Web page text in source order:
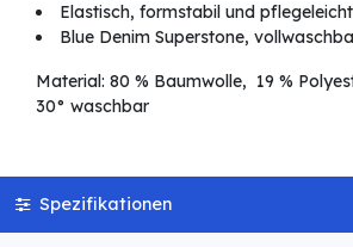
Elastisch, formstabil und pflegeleicht
Blue Denim Superstone,
Material: 80 % Baumwolle, 19 %
30° waschbar
Spezifikationen